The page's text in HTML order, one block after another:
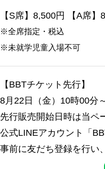
【S席】8,500円 【A席】
※全席指定・税込
※未就学児童入場不可
【BBTチケット先行】
8月22日（金）10時00分
先行販売開始日時は当ペ
公式LINEアカウント「
事前に友だち登録を行い